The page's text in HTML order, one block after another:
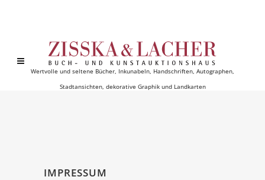
Wertvolle und seltene Bücher, Inkunabeln, Handschriften, Autographen,
Stadtansichten, dekorative Graphik und Landkarten
IMPRESSUM